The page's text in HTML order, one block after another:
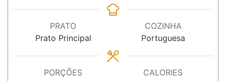
PRATO
Prato Principal
COZINHA
Portuguesa
PORÇÕES
CALORIES